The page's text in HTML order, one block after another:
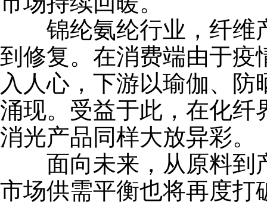
锦纶氨纶行业，纤维
到修复。在消费端由于疫
入人心，下游以瑜伽、
涌现。受益于此，在化纤
消光产品同样大放异彩。
面向未来，从原料到
市场供需平衡也将再度打